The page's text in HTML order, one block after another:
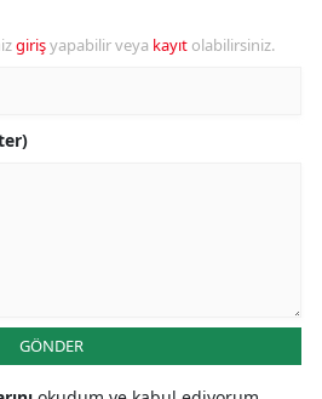
girişyapabilir veya kayıt olabilirsiniz.
GÖNDER